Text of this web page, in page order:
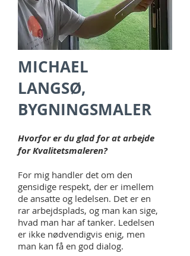
MICHAEL
LANGSØ,
BYGNINGSMALER
Hvorfor er du glad for at arbejde
for Kvalitetsmaleren?
For mig handler det om den
gensidige respekt, der er imellem
de ansatte og ledelsen. Det er en
rar arbejdsplads, og man kan sige,
hvad man har af tanker. Ledelsen
er ikke nødvendigvis enig, men
man kan få en god dialog.